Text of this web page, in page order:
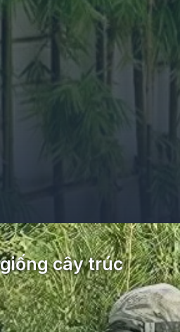
truc-quan-tu-260
cây trúc